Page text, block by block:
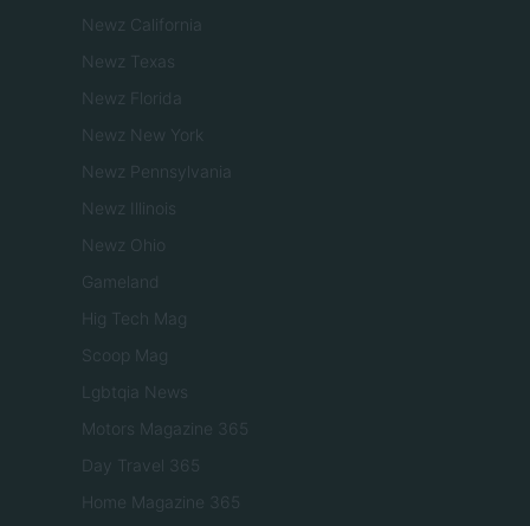
Newz California
Newz Texas
Newz Florida
Newz New York
Newz Pennsylvania
Newz Illinois
Newz Ohio
Gameland
Hig Tech Mag
Scoop Mag
Lgbtqia News
Motors Magazine 365
Day Travel 365
Home Magazine 365